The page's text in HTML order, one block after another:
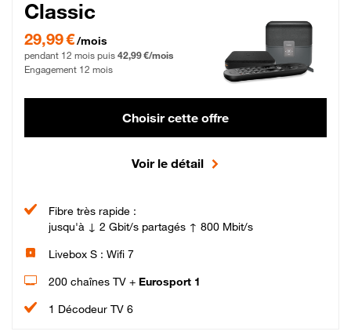
Classic
29,99 € par mois pendant 12 mois puis 42,99 € par mois, Engagement 12 mois
29,99 €/mois
pendant 12 mois puis 42,99 €/mois
Engagement 12 mois
Choisir cette offre
Voir le détail
Fibre très rapide :
jusqu'à ↓ 2 Gbit/s partagés ↑ 800 Mbit/s
Livebox S : Wifi 7
200 chaînes TV + Eurosport 1
1 Décodeur TV 6